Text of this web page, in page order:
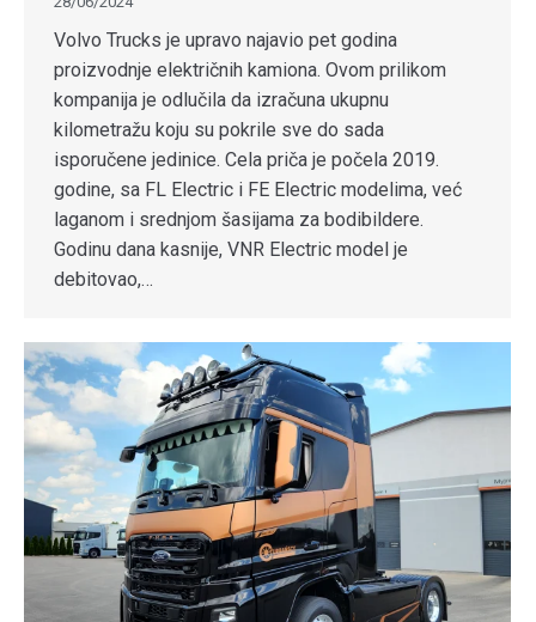
Volvo Trucks je upravo najavio pet godina
proizvodnje električnih kamiona. Ovom prilikom
kompanija je odlučila da izračuna ukupnu
kilometražu koju su pokrile sve do sada
isporučene jedinice. Cela priča je počela 2019.
godine, sa FL Electric i FE Electric modelima, već
laganom i srednjom šasijama za bodibildere.
Godinu dana kasnije, VNR Electric model je
debitovao,…